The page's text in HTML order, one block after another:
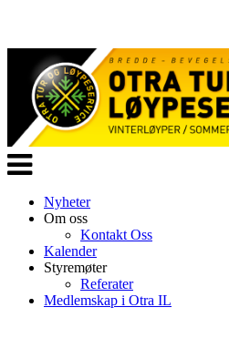
Veksle
navigasjon
Nyheter
Om oss
Kontakt Oss
Kalender
Styremøter
Referater
Medlemskap i Otra IL